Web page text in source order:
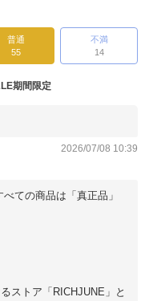
普通
55
不満
14
期間限定
2026/07/08 10:39
ての商品は「真正品」
ストア「RICHJUNE」と